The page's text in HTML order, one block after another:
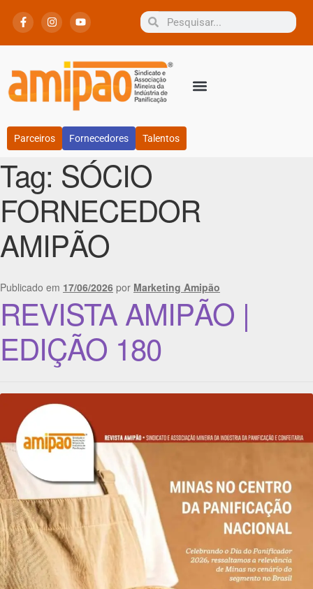
Parceiros Fornecedores Talentos
Tag: SÓCIO
FORNECEDOR
AMIPÃO
Publicado em 17/06/2026 por Marketing Amipão
REVISTA AMIPÃO |
EDIÇÃO 180